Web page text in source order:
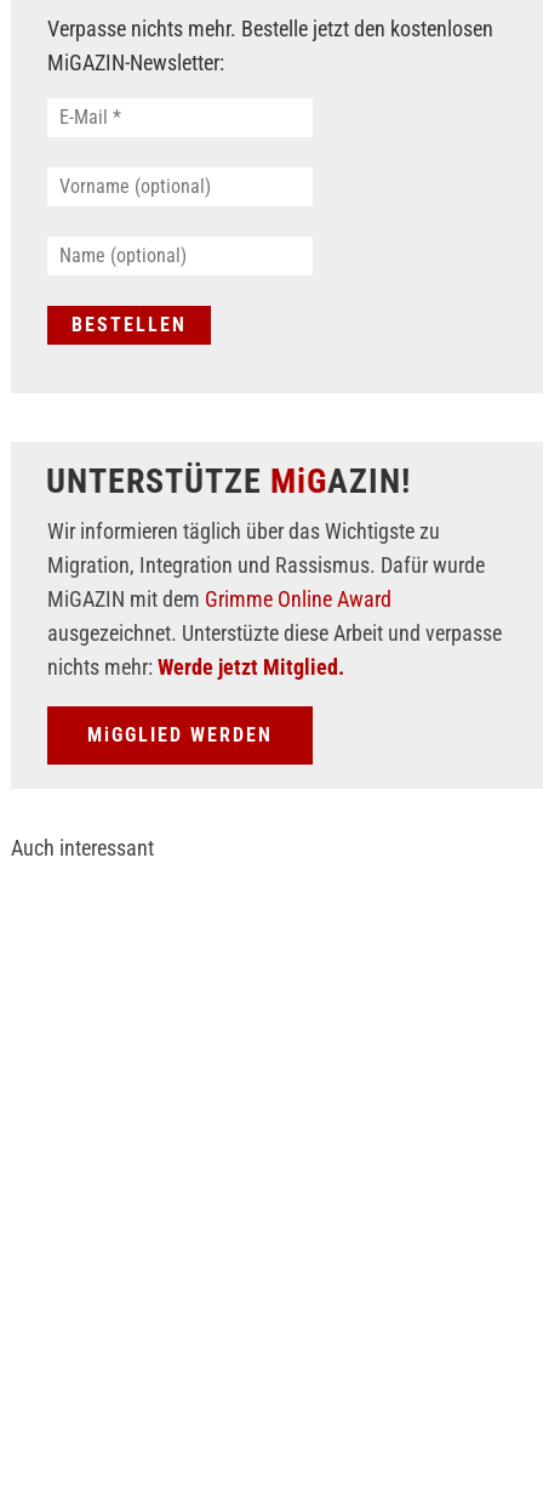
Verpasse nichts mehr. Bestelle jetzt den kostenlosen
MiGAZIN-Newsletter:
UNTERSTÜTZE MiGAZIN!
Wir informieren täglich über das Wichtigste zu
Migration, Integration und Rassismus. Dafür wurde
MiGAZIN mit dem Grimme Online Award
ausgezeichnet. Unterstüzte diese Arbeit und verpasse
nichts mehr: Werde jetzt Mitglied.
MiGGLIED WERDEN
Auch interessant